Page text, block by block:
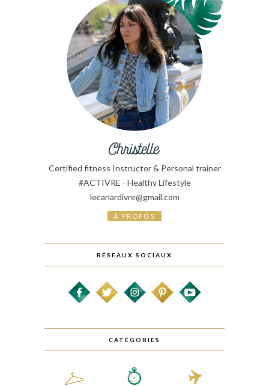
Certified fitness Instructor & Personal trainer
#ACTIVRE - Healthy Lifestyle
lecanardivre@gmail.com
À PROPOS
RÉSEAUX SOCIAUX
CATÉGORIES